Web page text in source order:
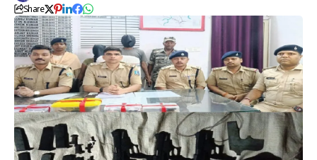
Share